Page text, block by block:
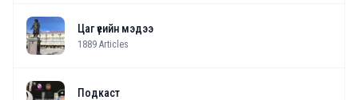
Цаг үеийн мэдээ
1889 Articles
Подкаст